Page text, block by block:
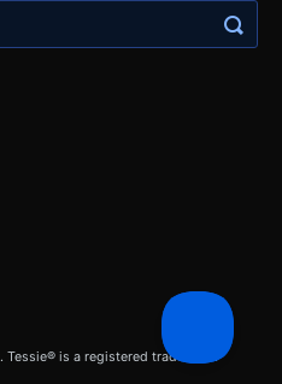
Tessie® is a registered trademark.